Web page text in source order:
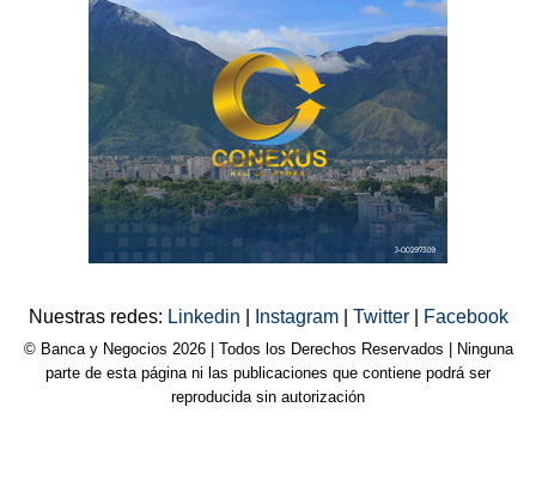
Nuestras redes: Linkedin Instagram Twitter Facebook
© Banca y Negocios 2026 | Todos los Derechos Reservados | Ninguna
parte de esta página ni las publicaciones que contiene podrá ser
reproducida sin autorización